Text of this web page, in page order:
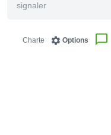
signaler
Options
Charte